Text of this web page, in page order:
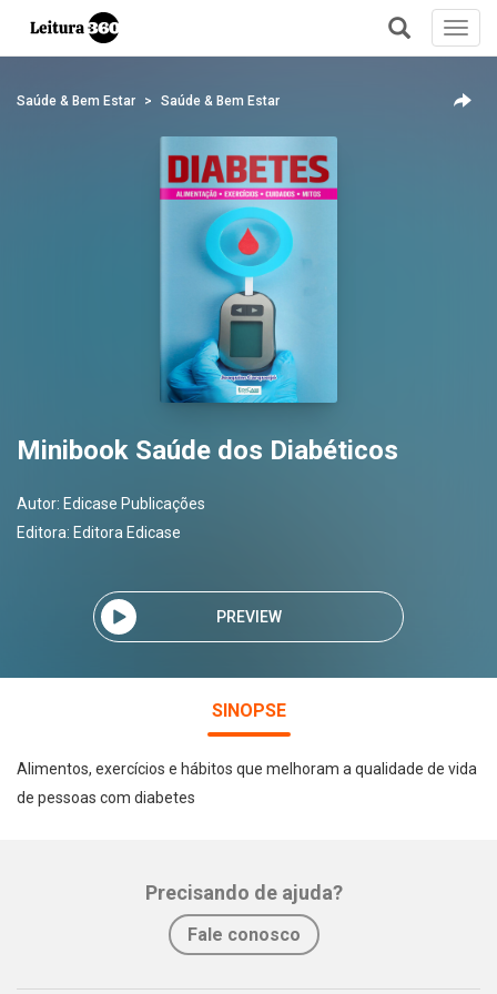
+
Saúde & Bem Estar Saúde & Bem Estar
Minibook Saúde dos Diabéticos
Autor: Edicase Publicações
Editora: Editora Edicase
PREVIEW
SINOPSE
Alimentos, exercícios e hábitos que melhoram a qualidade de vida
de pessoas com diabetes
Precisando de ajuda?
Fale conosco
Facebook Twitter